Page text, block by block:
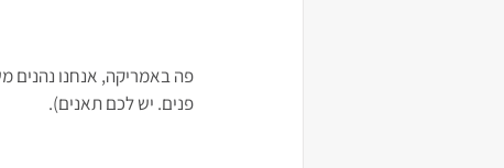
פה באמריקה, אנחנו נהנים
פנים. יש לכם תאנים).